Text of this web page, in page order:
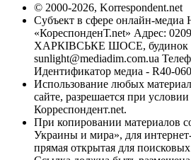
© 2000-2026, Korrespondent.net
Субъект в сфере онлайн-медиа
«КореспонденТ.net» Адрес:
ХАРКІВСЬКЕ ШОСЕ, будинок
sunlight@mediadim.com.ua
Идентификатор медиа - R40-
Использование любых
сайте, разрешается при
Корреспондент.net.
При копировании материалов
Украины и мира», для
прямая открытая для